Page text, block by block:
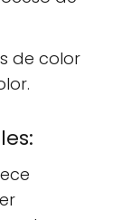
de color